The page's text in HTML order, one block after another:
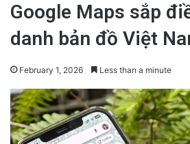
Google Maps sắp
danh bản đồ Việt
February 1, 2026 Less than a minute